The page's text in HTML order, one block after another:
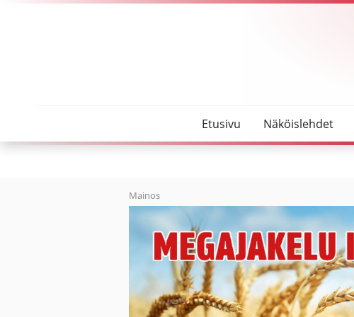
Etusivu Näköislehdet
Mainos